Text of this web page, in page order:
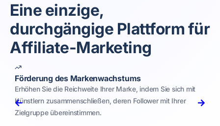
Eine einzige,
durchgängige Plattform für
Affiliate-Marketing
Förderung des Markenwachstums
Erhöhen Sie die Reichweite Ihrer Marke, indem Sie sich mit
Künstlern zusammenschließen, deren Follower mit Ihrer
Zielgruppe übereinstimmen.